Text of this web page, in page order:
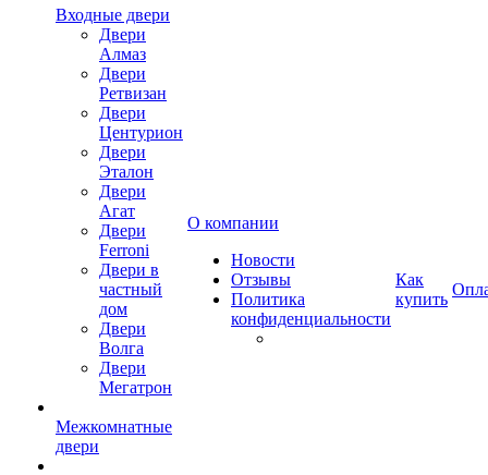
Входные двери
Двери
Алмаз
Двери
Ретвизан
Двери
Центурион
Двери
Эталон
Двери
Агат
Двери
Ferroni
Двери в
частный
дом
Двери
Волга
Двери
Мегатрон
Межкомнатные
двери
О компании
Новости
Отзывы
Политика
конфиденциальности
Как
купить